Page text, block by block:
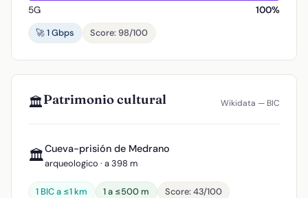
5G
100%
🚀 1 Gbps
Score: 98/100
🏛️Patrimonio cultural Wikidata — BIC
🏛️Cueva-prisión de Medrano
arqueologico · a 398 m
1 BIC a ≤1 km 1 a ≤500 m Score: 43/100